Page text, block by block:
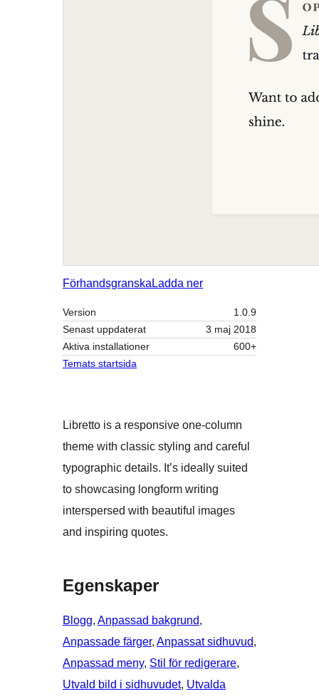
Förhandsgranska Ladda ner
Version
1.0.9
Senast uppdaterat
3 maj 2018
Aktiva installationer
600+
Temats startsida
Libretto is a responsive one-column
theme with classic styling and careful
typographic details. It’s ideally suited
to showcasing longform writing
interspersed with beautiful images
and inspiring quotes.
Egenskaper
Blogg, Anpassad bakgrund
Anpassade färger, Anpassat sidhuvud
Anpassad meny, Stil för redigerare
Utvald bild i sidhuvudet, Utvalda